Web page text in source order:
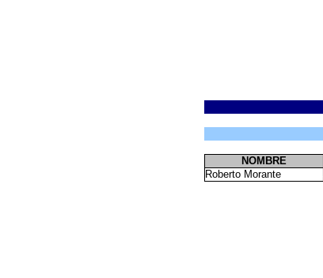
NOMBRE
Roberto Morante